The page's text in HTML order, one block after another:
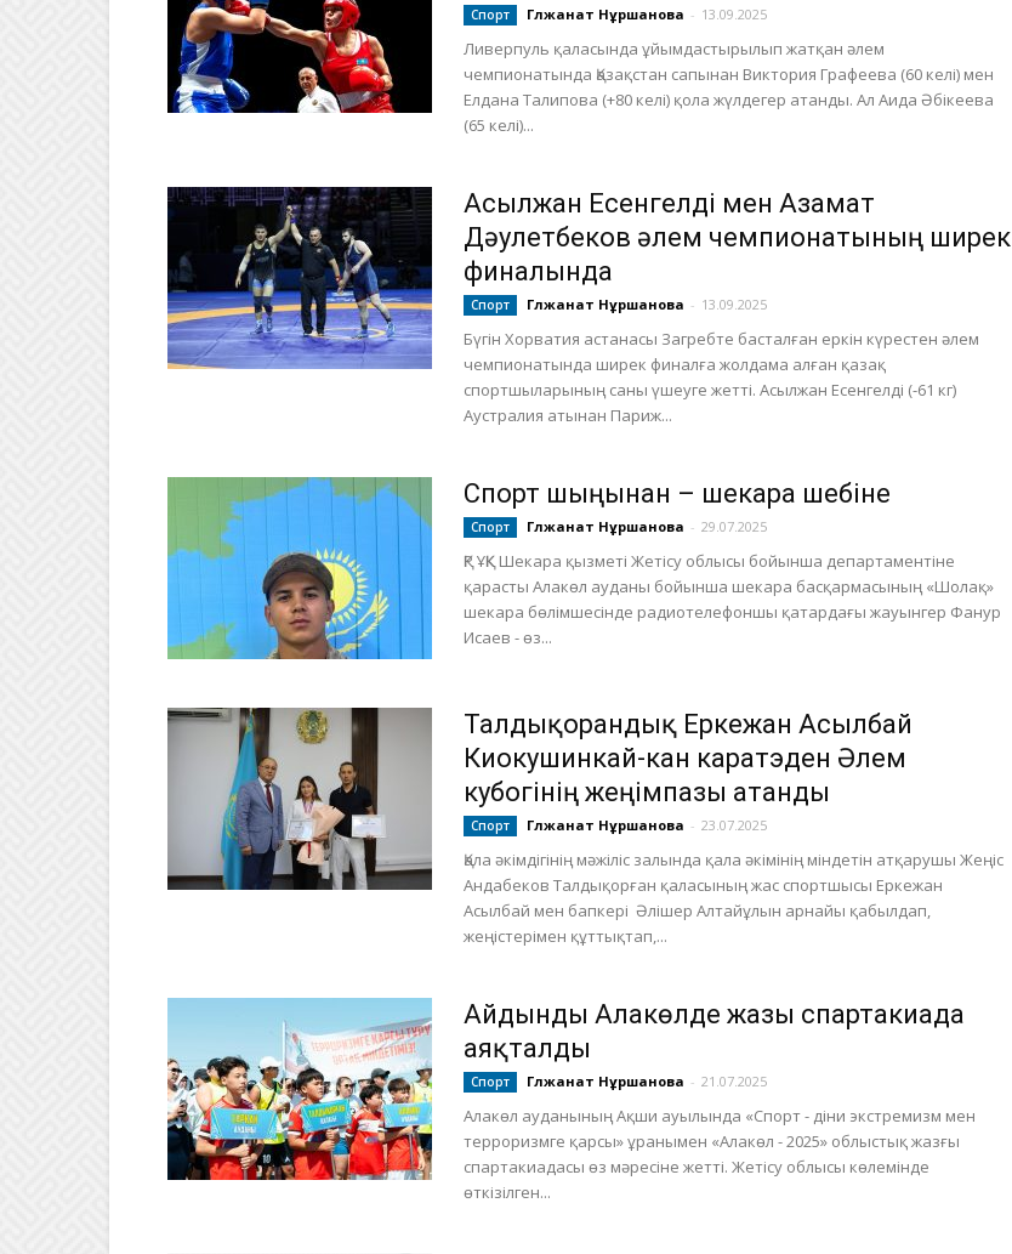
Спорт Гүлжанат Нұршанова - 13.09.2025
Ливерпуль қаласында ұйымдастырылып жатқан әлем
чемпионатында Қазақстан сапынан Виктория Графеева (60 келі) мен
Елдана Талипова (+80 келі) қола жүлдегер атанды. Ал Аида Әбікеева
(65 келі)...
Асылжан Есенгелді мен Азамат
Дәулетбеков әлем чемпионатының ширек
финалында
Спорт Гүлжанат Нұршанова - 13.09.2025
Бүгін Хорватия астанасы Загребте басталған еркін күрестен әлем
чемпионатында ширек финалға жолдама алған қазақ
спортшыларының саны үшеуге жетті. Асылжан Есенгелді (-61 кг)
Аустралия атынан Париж...
Спорт шыңынан – шекара шебіне
Спорт Гүлжанат Нұршанова - 29.07.2025
ҚР ҰҚК Шекара қызметі Жетісу облысы бойынша департаментіне
қарасты Алакөл ауданы бойынша шекара басқармасының «Шолақ»
шекара бөлімшесінде радиотелефоншы қатардағы жауынгер Фанур
Исаев - өз...
Талдықорғандық Еркежан Асылбай
Киокушинкай-кан каратэден Әлем
кубогінің жеңімпазы атанды
Спорт Гүлжанат Нұршанова - 23.07.2025
Қала әкімдігінің мәжіліс залында қала әкімінің міндетін атқарушы Жеңіс
Андабеков Талдықорған қаласының жас спортшысы Еркежан
Асылбай мен бапкері Әлішер Алтайұлын арнайы қабылдап,
жеңістерімен құттықтап,...
Айдынды Алакөлде жазғы спартакиада
аяқталды
Спорт Гүлжанат Нұршанова - 21.07.2025
Алакөл ауданының Ақши ауылында «Спорт - діни экстремизм мен
терроризмге қарсы» ұранымен «Алакөл - 2025» облыстық жазғы
спартакиадасы өз мәресіне жетті. Жетісу облысы көлемінде
өткізілген...